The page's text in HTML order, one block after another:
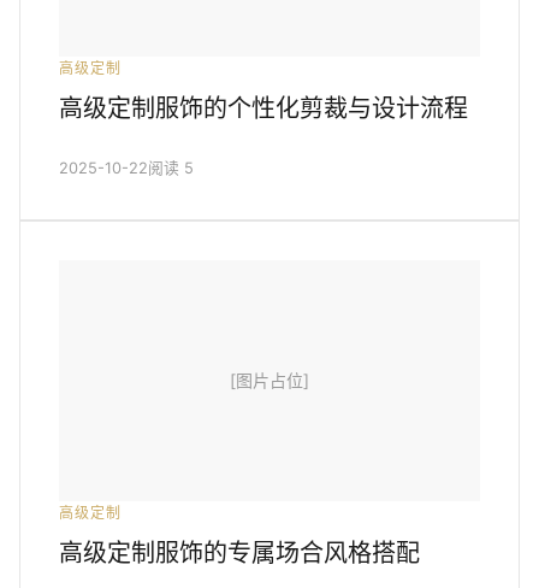
高级定制
高级定制服饰的个性化剪裁与设计流程
2025-10-22阅读 5
[图片占位]
高级定制
高级定制服饰的专属场合风格搭配